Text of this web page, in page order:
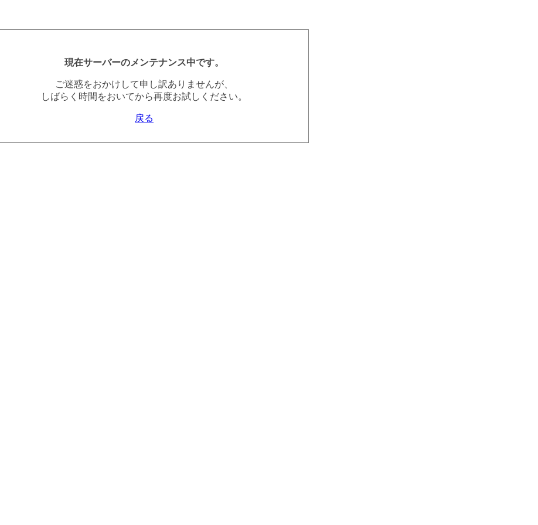
現在サーバーのメンテナンス中です。
ご迷惑をおかけして申し訳ありませんが、
しばらく時間をおいてから再度お試しください。
戻る